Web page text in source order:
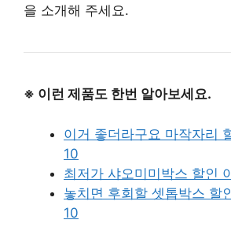
을 소개해 주세요.
※ 이런 제품도 한번 알아보세요.
이거 좋더라구요 마작자리
10
최저가 샤오미미박스 할인
놓치면 후회할 셋톱박스 할
10